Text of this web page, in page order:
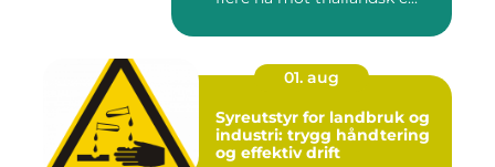
01. aug
Syreutstyr for landbruk og
industri: trygg håndtering
og effektiv drift